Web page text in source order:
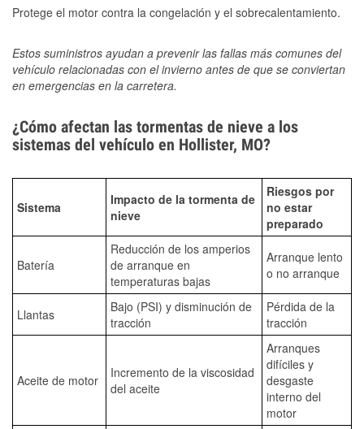
Protege el motor contra la congelación y el sobrecalentamiento.
Estos suministros ayudan a prevenir las fallas más comunes del
vehículo relacionadas con el invierno antes de que se conviertan
en emergencias en la carretera.
¿Cómo afectan las tormentas de nieve a los
sistemas del vehículo en Hollister, MO?
Sistema
Impacto de la tormenta de
nieve
Riesgos por
no estar
preparado
Batería
Reducción de los amperios
de arranque en
temperaturas bajas
Arranque lento
o no arranque
Llantas
Bajo (PSI) y disminución de
tracción
Pérdida de la
tracción
Aceite de motor
Incremento de la viscosidad
del aceite
Arranques
difíciles y
desgaste
interno del
motor